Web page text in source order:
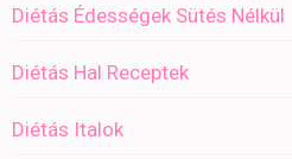
Diétás Édességek Sütés Nélkül
Diétás Hal Receptek
Diétás Italok